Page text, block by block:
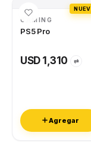
GAMING
PS5 Pro
USD 1,310 ⇄
Agregar